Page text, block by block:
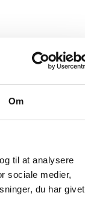
Om
til at analysere
sociale medier,
du har givet